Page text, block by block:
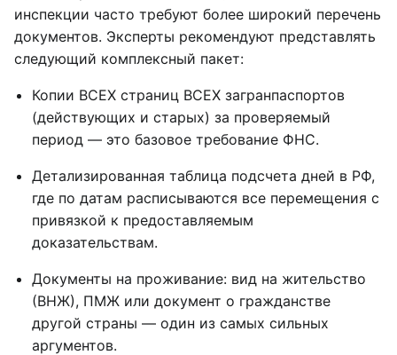
инспекции часто требуют более широкий перечень
документов. Эксперты рекомендуют представлять
следующий комплексный пакет:
Копии ВСЕХ страниц ВСЕХ загранпаспортов
(действующих и старых) за проверяемый
период — это базовое требование ФНС.
Детализированная таблица подсчета дней в РФ,
где по датам расписываются все перемещения с
привязкой к предоставляемым
доказательствам.
Документы на проживание: вид на жительство
(ВНЖ), ПМЖ или документ о гражданстве
другой страны — один из самых сильных
аргументов.